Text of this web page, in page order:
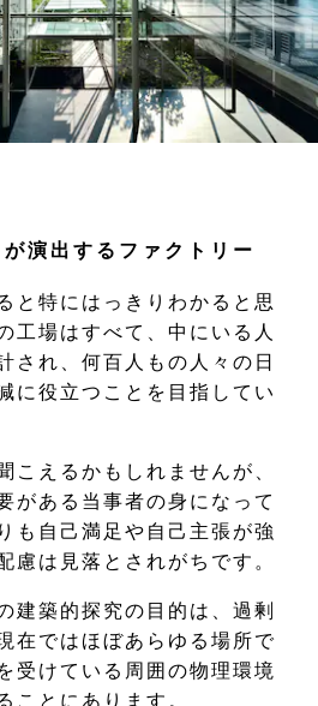
演出するファクトリー
と特にはっきりわかると思
工場はすべて、中にいる人
され、何百人もの人々の日
に役立つことを目指してい
こえるかもしれませんが、
がある当事者の身になって
も自己満足や自己主張が強
慮は見落とされがちです。
建築的探究の目的は、過剰
在ではほぼあらゆる場所で
受けている周囲の物理環境